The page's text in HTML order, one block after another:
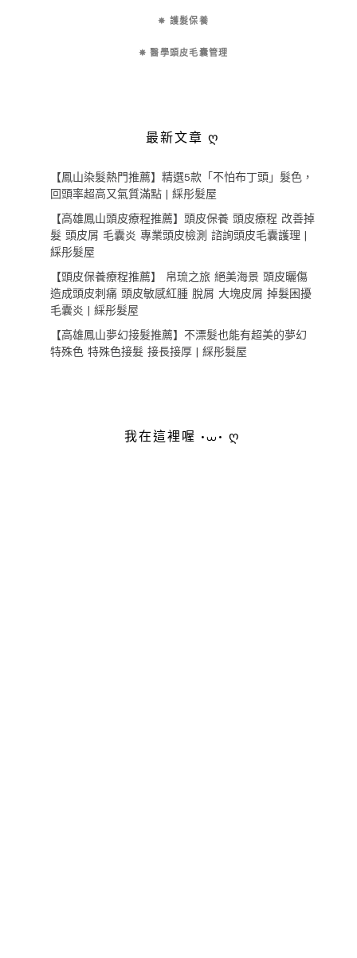
✵ 護髮保養
✵ 醫學頭皮毛囊管理
最新文章 ღ
【鳳山染髮熱門推薦】精選5款「不怕布丁頭」髮色，
回頭率超高又氣質滿點 | 綵彤髮屋
【高雄鳳山頭皮療程推薦】頭皮保養 頭皮療程 改善掉
髮 頭皮屑 毛囊炎 專業頭皮檢測 諮詢頭皮毛囊護理 |
綵彤髮屋
【頭皮保養療程推薦】 帛琉之旅 絕美海景 頭皮曬傷
造成頭皮刺痛 頭皮敏感紅腫 脫屑 大塊皮屑 掉髮困擾
毛囊炎 | 綵彤髮屋
【高雄鳳山夢幻接髮推薦】不漂髮也能有超美的夢幻
特殊色 特殊色接髮 接長接厚 | 綵彤髮屋
我在這裡喔 •⩊• ღ